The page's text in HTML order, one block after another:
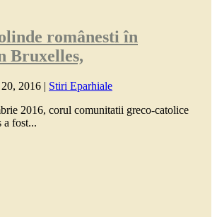
românesti în
Bruxelles,
2016 | Stiri Eparhiale
2016, corul comunitatii greco-catolice
a fost...